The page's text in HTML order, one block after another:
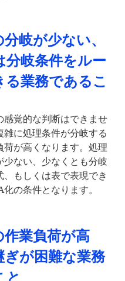
岐が少ない、
分岐条件をルー
る業務であるこ
感覚的な判断はできませ
雑に処理条件が分岐する
荷が高くなります。処理
少ない、少なくとも分岐
、もしくは表で表現でき
化の条件となります。
業負荷が高
ぎが困難な業務
と